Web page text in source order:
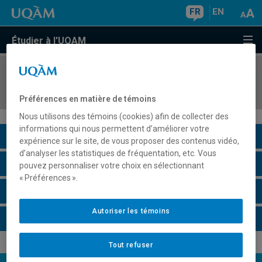
FR EN
Étudier à l'UQAM
COURS//
Description du cours
Horaire - Été 2026
Préférences en matière de témoins
Nous utilisons des témoins (cookies) afin de collecter des
informations qui nous permettent d’améliorer votre
expérience sur le site, de vous proposer des contenus vidéo,
d’analyser les statistiques de fréquentation, etc. Vous
pouvez personnaliser votre choix en sélectionnant
« Préférences ».
Tout refuser
Autoriser les témoins